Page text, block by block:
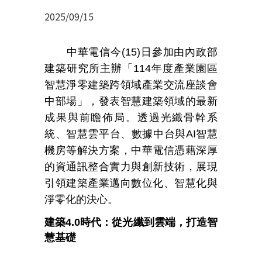
2025/09/15
中華電信今(15) 日參加由內政部
建築研究所主辦「 114年度產業園區
智慧淨零建築跨領域產業交流座談會
中部場」，發表智慧建築領域的最新
成果與前瞻佈局。透過光纖骨幹系
統、智慧雲平台、數據中台與AI智慧
機房等解決方案，中華電信憑藉深厚
的資通訊整合實力與創新技術，展現
引領建築產業邁向數位化、智慧化與
淨零化的決心。
建築4.0時代：從光纖到雲端，打造智
慧基礎